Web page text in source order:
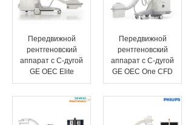
Передвижной
рентгеновский
аппарат с C-дугой
GE OEC Elite
Передвижной
рентгеновский
аппарат с C-дугой
GE OEC One CFD